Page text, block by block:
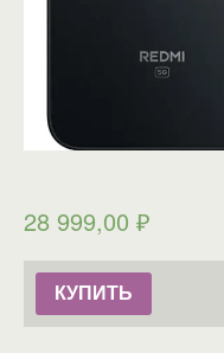
28 999,00 ₽
КУПИТЬ